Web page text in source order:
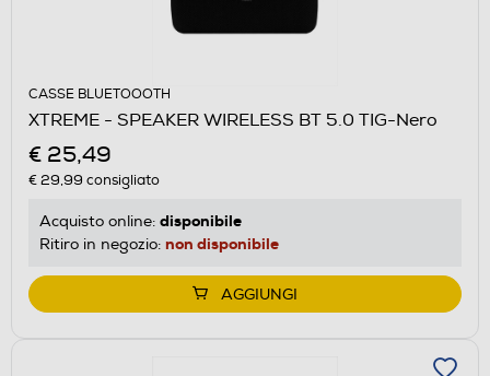
CASSE BLUETOOOTH
XTREME - SPEAKER WIRELESS BT 5.0 TIG-Nero
€ 25,49
€ 29,99 consigliato
Acquisto online: disponibile
Ritiro in negozio: non disponibile
AGGIUNGI